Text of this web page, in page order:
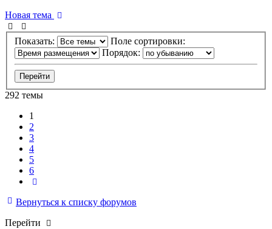
Новая тема
Показать:
Поле сортировки:
Порядок:
292 темы
1
2
3
4
5
6
Вернуться к списку форумов
Перейти